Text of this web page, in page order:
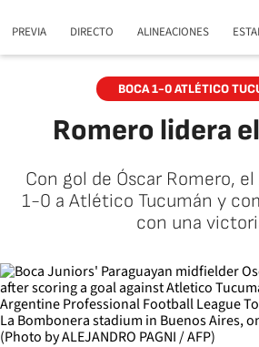
PREVIA DIRECTO ALINEACIONES
BOCA 1-0 ATLÉTICO
Romero lidera
Con gol de Óscar Romero,
1-0 a Atlético Tucumán y
con una